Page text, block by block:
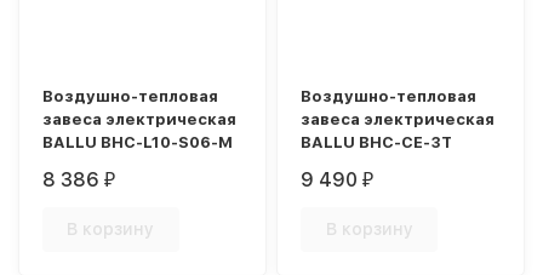
Воздушно-тепловая
завеса электрическая
BALLU BHC-L10-S06-M
8 386₽
В корзину
Воздушно-тепловая
завеса электрическая
BALLU BHC-CE-3T
9 490₽
В корзину